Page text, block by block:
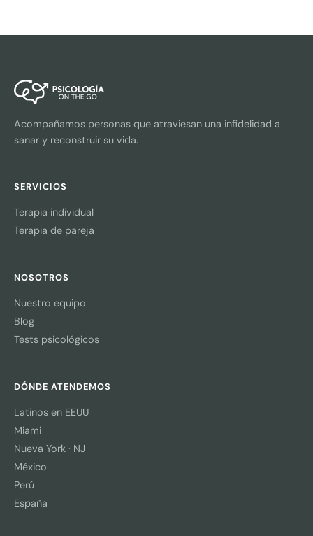
Acompañamos personas que atraviesan una infidelidad a
sanar y reconstruir su vida.
SERVICIOS
Terapia individual
Terapia de pareja
NOSOTROS
Nuestro equipo
Blog
Tests psicológicos
DÓNDE ATENDEMOS
Latinos en EEUU
Miami
Nueva York · NJ
México
Perú
España